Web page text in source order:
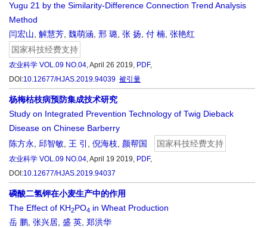
Yugu 21 by the Similarity-Difference Connection Trend Analysis
Method
闫宏山 解慧芳 魏萌涵 邢 璐 张 扬 付 楠 张艳红
国家科技经费支持
农业科学 VOL.09 NO.04, April 26 2019, PDF,
DOI:10.12677/HJAS.2019.94039 被引量
杨梅枯枝病预防集成技术研究
Study on Integrated Prevention Technology of Twig Dieback
Disease on Chinese Barberry
陈方永
邱智敏 王 引 倪海枝 颜帮国 国家科技经费支持
农业科学 VOL.09 NO.04, April 19 2019, PDF,
DOI:10.12677/HJAS.2019.94037
磷酸二氢钾在小麦生产中的作用
The Effect of KH2PO4 in Wheat Production
岳 鹏 张兴居 盛 英 郑洪华